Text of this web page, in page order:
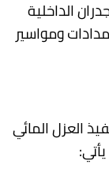
الداخلية
ومواسير
العزل المائي